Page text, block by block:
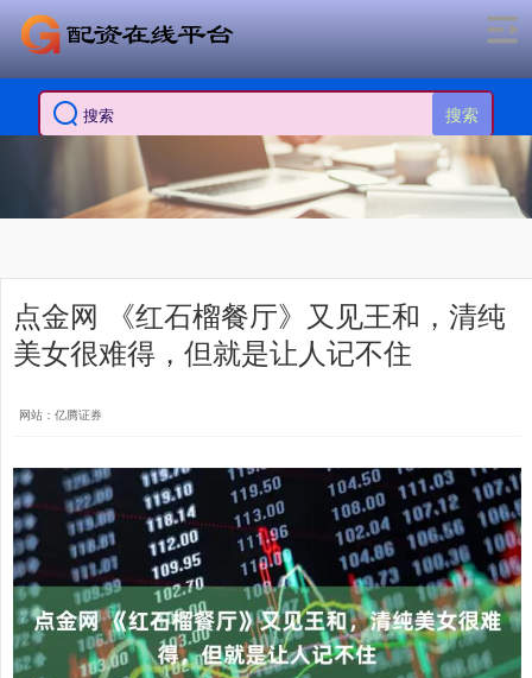
搜索
点金网 《红石榴餐厅》又见王和，清纯
美女很难得，但就是让人记不住
网站：亿腾证券